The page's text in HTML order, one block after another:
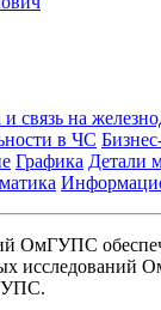
связь на
в ЧС
Графика Детали
ОмГУПС